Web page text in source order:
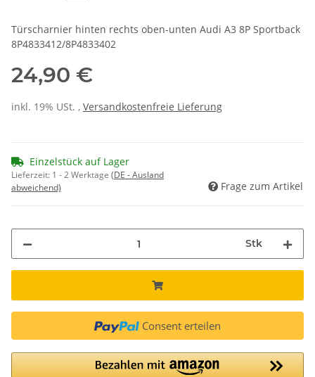
Türscharnier hinten rechts oben-unten Audi A3 8P Sportback
8P4833412/8P4833402
24,90 €
inkl. 19% USt. , Versandkostenfreie Lieferung
Einzelstück auf Lager
Lieferzeit: 1 - 2 Werktage (DE - Ausland
abweichend)
Frage zum Artikel
Stk
Consent erteilen